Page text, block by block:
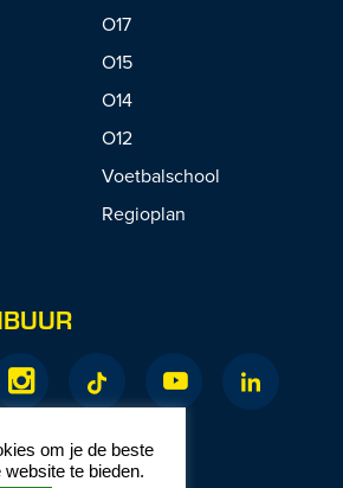
O17
O15
O14
O12
Voetbalschool
Regioplan
om je de beste
te bieden.